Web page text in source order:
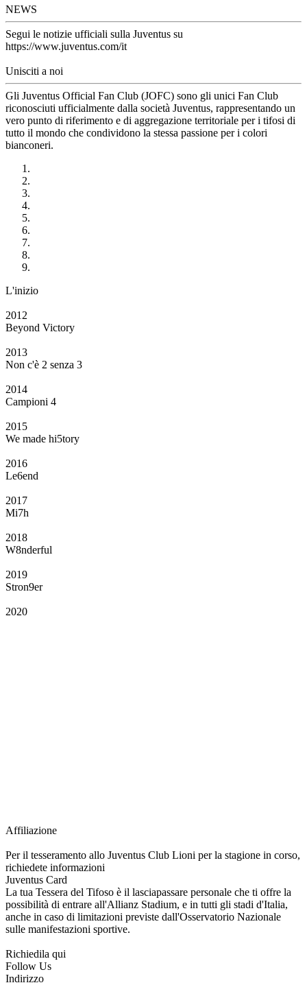
NEWS
Segui le notizie ufficiali sulla Juventus su
https://www.juventus.com/it
Unisciti a noi
Gli Juventus Official Fan Club (JOFC) sono gli unici Fan Club
riconosciuti ufficialmente dalla società Juventus, rappresentando un
vero punto di riferimento e di aggregazione territoriale per i tifosi di
tutto il mondo che condividono la stessa passione per i colori
bianconeri.
L'inizio
2012
Beyond Victory
2013
Non c'è 2 senza 3
2014
Campioni 4
2015
We made hi5tory
2016
Le6end
2017
Mi7h
2018
W8nderful
2019
Stron9er
2020
Affiliazione
Per il tesseramento allo Juventus Club Lioni per la stagione in corso,
richiedete informazioni
Juventus Card
La tua Tessera del Tifoso è il lasciapassare personale che ti offre la
possibilità di entrare all'Allianz Stadium, e in tutti gli stadi d'Italia,
anche in caso di limitazioni previste dall'Osservatorio Nazionale
sulle manifestazioni sportive.
Richiedila qui
Follow Us
Indirizzo